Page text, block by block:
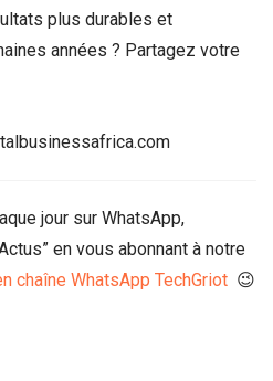
plus durables et
années ? Partagez votre
jour sur WhatsApp,
en vous abonnant à notre
chaîne WhatsApp TechGriot 😉